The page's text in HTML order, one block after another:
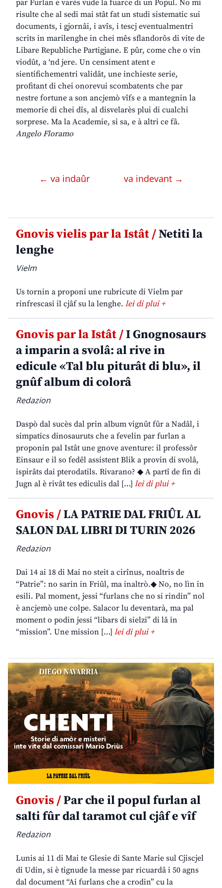
par Furlan e varès vude la fuarce di un Popul. No mi
risulte che al sedi mai stât fat un studi sistematic sui
documents, i gjornâi, i avîs, i tescj eventualmentri
scrits in marilenghe in chei mês sflandorôs di vite de
Libare Republiche Partigjane. E pûr, come che o vin
viodût, a ‘nd jere. Un censiment atent e
sientifichementri validât, une inchieste serie,
profitant di chei onorevui scombatents che par
nestre fortune a son ancjemò vîfs e a mantegnin la
memorie di chei dîs, al disvelarès plui di cualchi
sorprese. Ma la Academie, si sa, e à altri ce fâ.
Angelo Floramo
← va indaûr va indevant →
Gnovis vielis par la Istât /Netiti la
lenghe
Vielm
Us tornin a proponi une rubricute di Vielm par
rinfrescasi il cjâf su la lenghe. lei di plui +
Gnovis par la Istât /I Gnognosaurs
a imparin a svolâ: al rive in
edicule «Tal blu piturât di blu», il
gnûf album di colorâ
Redazion
Daspò dal sucès dal prin album vignût fûr a Nadâl, i
simpatics dinosauruts che a fevelin par furlan a
proponin pal Istât une gnove aventure: il professôr
Einsaur e il so fedêl assistent Blik a provin di svolâ,
ispirâts dai pterodatils. Rivarano? ◆ A partî de fin di
Jugn al è rivât tes ediculis dal […] lei di plui +
Gnovis /LA PATRIE DAL FRIÛL AL
SALON DAL LIBRI DI TURIN 2026
Redazion
Dai 14 ai 18 di Mai no steit a cirînus, noaltris de
“Patrie”: no sarin in Friûl, ma inaltrò.◆ No, no lìn in
esili. Pal moment, jessi “furlans che no si rindin” nol
è ancjemò une colpe. Salacor lu deventarà, ma pal
moment o podin jessi “libars di sielzi” di lâ in
“mission”. Une mission […] lei di plui +
Gnovis /Par che il popul furlan al
salti fûr dal taramot cul cjâf e vîf
Redazion
Lunis ai 11 di Mai te Glesie di Sante Marie sul Cjiscjel
di Udin, si è tignude la messe par ricuardâ i 50 agns
dal document “Ai furlans che a crodin” cu la